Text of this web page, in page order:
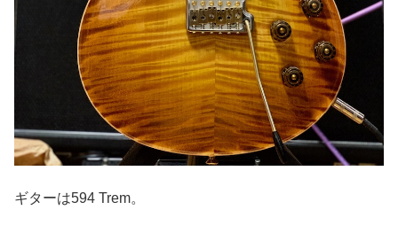
ギターは594 Trem。